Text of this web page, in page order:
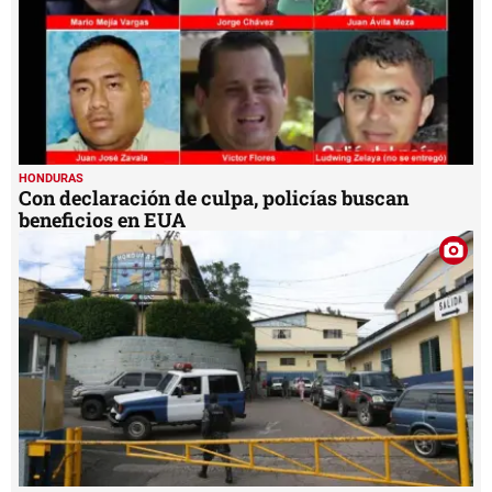
HONDURAS
Con declaración de culpa, policías buscan
beneficios en EUA